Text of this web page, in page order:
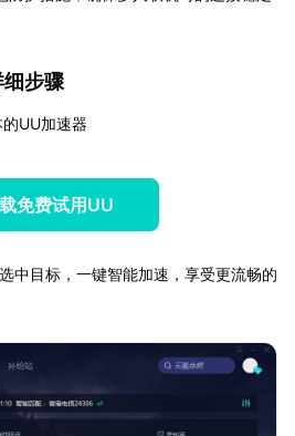
细步骤
UU加速器
免费试用UU
中目标，一键智能加速，享受更流畅的